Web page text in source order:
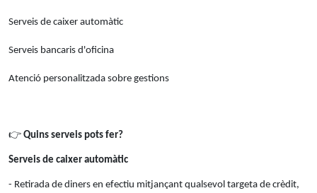
Serveis de caixer automàtic
Serveis bancaris d'oficina
Atenció personalitzada sobre gestions
👉 Quins serveis pots fer?
Serveis de caixer automàtic
- Retirada de diners en efectiu mitjançant qualsevol targeta de crèdit,